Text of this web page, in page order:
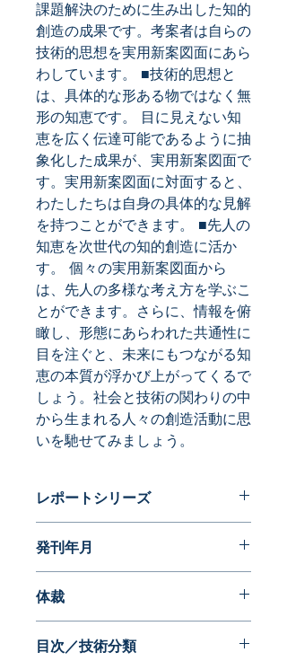
課題解決のために生み出した知的
創造の成果です。考案者は自らの
技術的思想を実用新案図面にあら
わしています。 ■技術的思想と
は、具体的な形ある物ではなく無
形の知恵です。 目に見えない知
恵を広く伝達可能であるように抽
象化した成果が、実用新案図面で
す。実用新案図面に対面すると、
わたしたちは自身の具体的な見解
を持つことができます。 ■先人の
知恵を次世代の知的創造に活か
す。 個々の実用新案図面から
は、先人の多様な考え方を学ぶこ
とができます。さらに、情報を俯
瞰し、形態にあらわれた共通性に
目を注ぐと、未来にもつながる知
恵の本質が浮かび上がってくるで
しょう。社会と技術の関わりの中
から生まれる人々の創造活動に思
いを馳せてみましょう。
レポートシリーズ
新案編
発刊年月
体裁
目次／技術分類